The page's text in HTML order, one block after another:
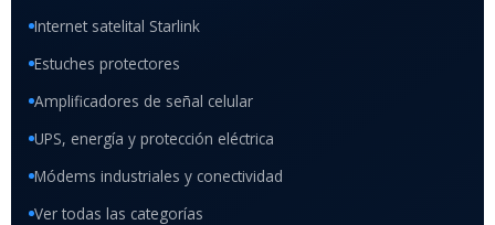
Internet satelital Starlink
Estuches protectores
Amplificadores de señal celular
UPS, energía y protección eléctrica
Módems industriales y conectividad
Ver todas las categorías